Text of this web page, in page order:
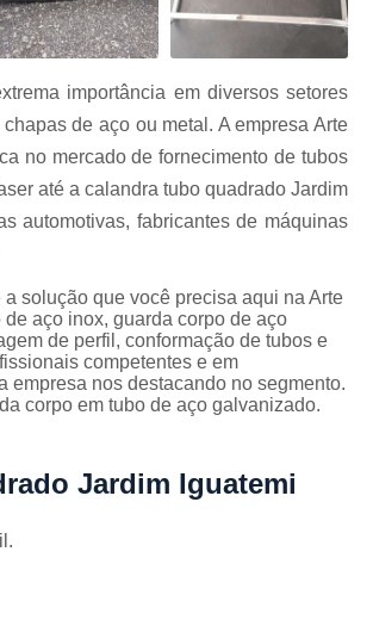
Corrimão Aço Tipo
Corrimão de
Corrimão de Aço Galvanizado
Corrimão em
Corrimão em Tubo de Aço
Corrimão Galvanizado com
Corrimão
Corrimão de Ferro
Corrimão Escada Interna Ferro
Corrimão Ferro de Escada
importância em diversos setores
de aço ou metal. A empresa Arte
no mercado de fornecimento de tubos
até a calandra tubo quadrado Jardim
automotivas, fabricantes de máquinas
solução que você precisa aqui na Arte
aço inox, guarda corpo de aço
de perfil, conformação de tubos e
competentes e em
empresa nos destacando no segmento.
corpo em tubo de aço galvanizado.
Jardim Iguatemi